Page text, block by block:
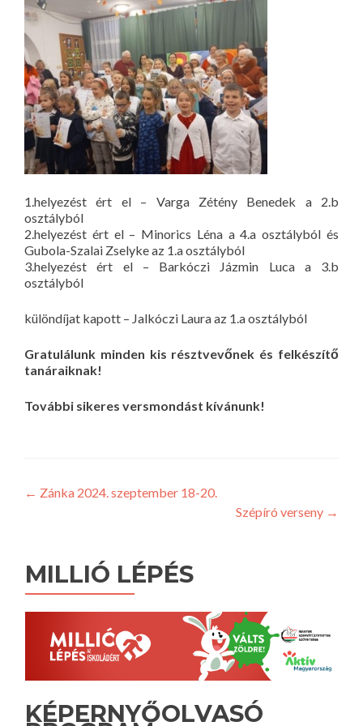
1.helyezést ért el – Varga Zétény Benedek a 2.b
osztályból
2.helyezést ért el – Minorics Léna a 4.a osztályból és
Gubola-Szalai Zselyke az 1.a osztályból
3.helyezést ért el – Barkóczi Jázmin Luca a 3.b
osztályból
különdíjat kapott – Jalkóczi Laura az 1.a osztályból
Gratulálunk minden kis résztvevőnek és felkészítő
tanáraiknak!
További sikeres versmondást kívánunk!
Bejegyzés
← Zánka 2024. szeptember 18-20.
Szépíró verseny →
MILLIÓ LÉPÉS
KÉPERNYŐOLVASÓ